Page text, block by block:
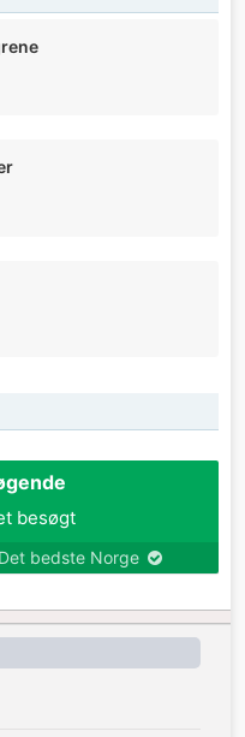
besøgt
Det bedste Norge